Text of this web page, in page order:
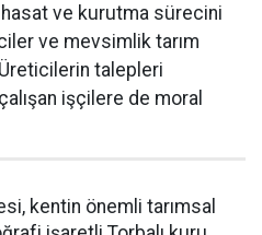
ve kurutma sürecini
ve mevsimlik tarım
talepleri
işçilere de moral
kentin önemli tarımsal